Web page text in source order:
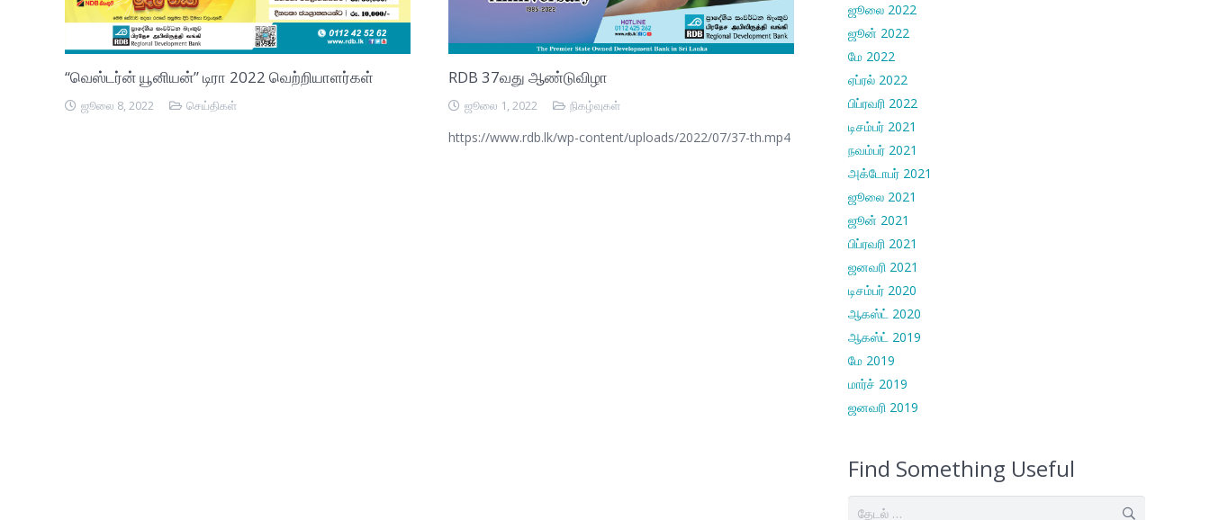
“வெஸ்டர்ன் யூனியன்” டிரா 2022 வெற்றியாளர்கள்
ஜூலை 8, 2022 செய்திகள்
RDB 37வது ஆண்டுவிழா
ஜூலை 1, 2022 நிகழ்வுகள்
https://www.rdb.lk/wp-content/uploads/2022/07/37-th.mp4
ஜூலை 2022
ஜூன் 2022
மே 2022
ஏப்ரல் 2022
பிப்ரவரி 2022
டிசம்பர் 2021
நவம்பர் 2021
அக்டோபர் 2021
ஜூலை 2021
ஜூன் 2021
பிப்ரவரி 2021
ஜனவரி 2021
டிசம்பர் 2020
ஆகஸ்ட் 2020
ஆகஸ்ட் 2019
மே 2019
மார்ச் 2019
ஜனவரி 2019
Find Something Useful
இதற்காகத்